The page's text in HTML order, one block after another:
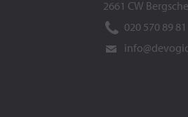
2661 CW
020 570 89 81